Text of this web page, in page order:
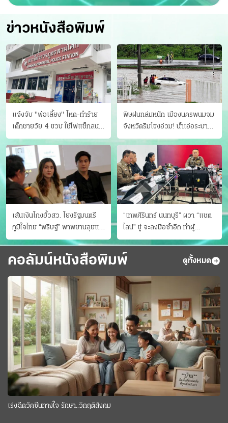
ข่าวหนังสือพิมพ์
แจ้งจับ "พ่อเลี้ยง" โหด-ทําร้าย
เด็กชายวัย 4 ขวบ ใช้ไฟแช็กลน
บาดเจ็บ
พิษฝนถล่มหนัก เมืองนครพนมจม
จังหวัดริมโขงอ่วม! นํ้าเอ่อระบาย
ไม่ทัน แม่ปิงทะลักล้น
เส้นเงินโกงฮั้วสว. โยงรัฐมนตรี
ภูมิใจไทย “พริษฐ์” พาพยานลุยแฉ
มีโอนให้คนกกต.ด้วย
“เทพศิรินทร์ นนทบุรี” ผวา “แชต
ไลน์” ขู่ จะลงมือซ้ำอีก ทําผู้
ปกครองแตกตื่นแจ้งตำรวจ
คอลัมน์หนังสือพิมพ์ ดูทั้งหมด
เร่งฉีดวัคซีนทางใจ รักษา..วิกฤติสังคม